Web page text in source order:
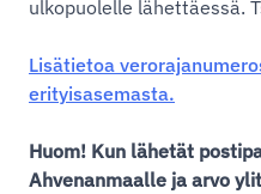
ulkopuolelle lähettäessä.
Lisätietoa
erityisasemasta.
Huom! Kun lähetät
Ahvenanmaalle ja arvo